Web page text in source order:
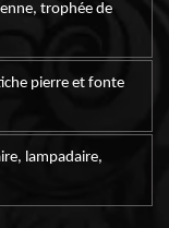
trophée de
pierre et fonte
lampadaire,